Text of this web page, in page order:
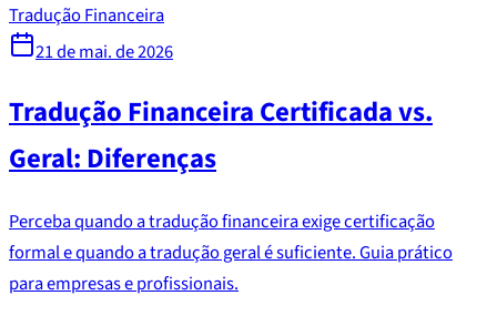
Tradução Financeira
21 de mai. de 2026
Tradução Financeira Certificada vs.
Geral: Diferenças
Perceba quando a tradução financeira exige certificação
formal e quando a tradução geral é suficiente. Guia prático
para empresas e profissionais.